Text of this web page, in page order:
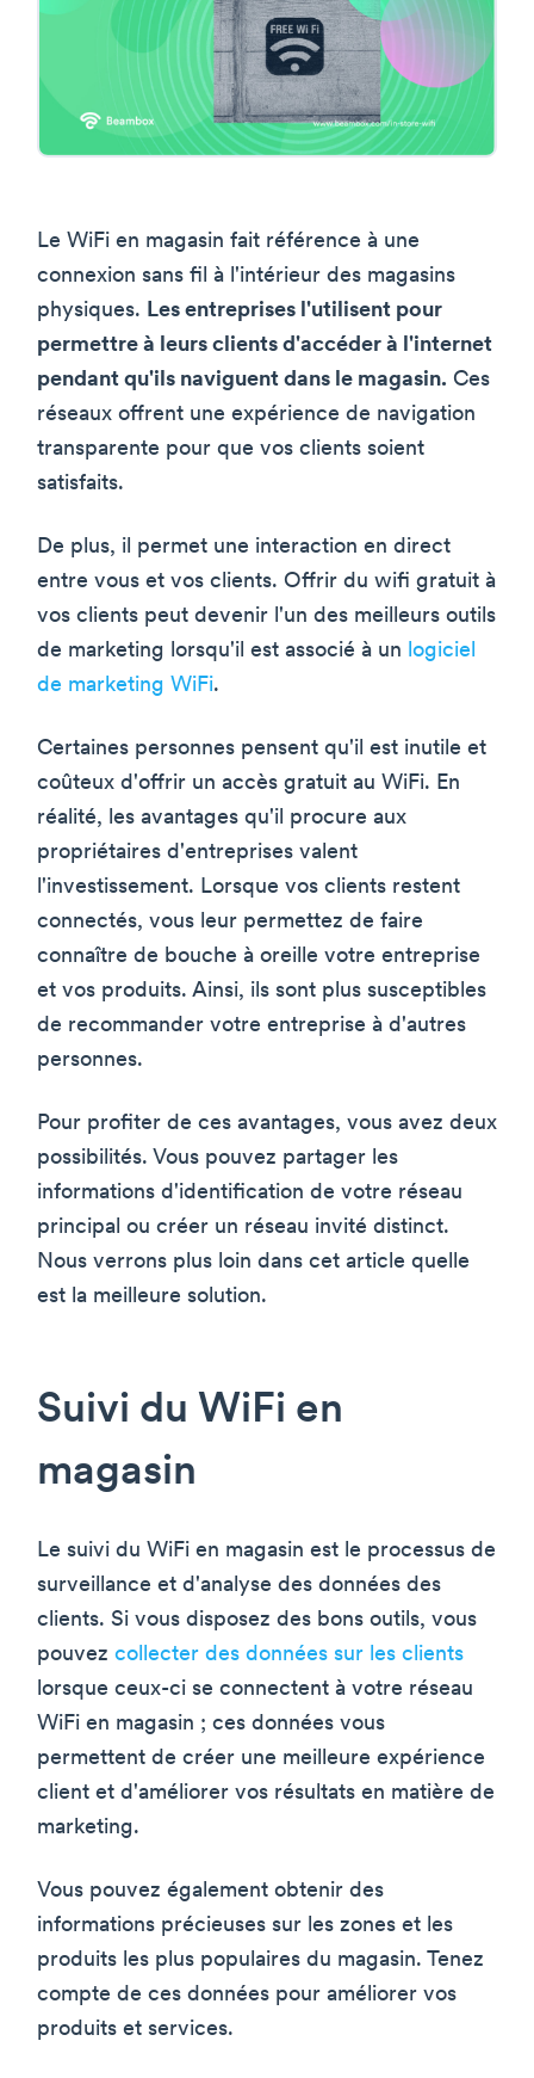
Le WiFi en magasin fait référence à une
connexion sans fil à l'intérieur des magasins
physiques. Les entreprises l'utilisent pour
permettre à leurs clients d'accéder à l'internet
pendant qu'ils naviguent dans le magasin. Ces
réseaux offrent une expérience de navigation
transparente pour que vos clients soient
satisfaits.
De plus, il permet une interaction en direct
entre vous et vos clients. Offrir du wifi gratuit à
vos clients peut devenir l'un des meilleurs outils
de marketing lorsqu'il est associé à un logiciel
de marketing WiFi.
Certaines personnes pensent qu'il est inutile et
coûteux d'offrir un accès gratuit au WiFi. En
réalité, les avantages qu'il procure aux
propriétaires d'entreprises valent
l'investissement. Lorsque vos clients restent
connectés, vous leur permettez de faire
connaître de bouche à oreille votre entreprise
et vos produits. Ainsi, ils sont plus susceptibles
de recommander votre entreprise à d'autres
personnes.
Pour profiter de ces avantages, vous avez deux
possibilités. Vous pouvez partager les
informations d'identification de votre réseau
principal ou créer un réseau invité distinct.
Nous verrons plus loin dans cet article quelle
est la meilleure solution.
Suivi du WiFi en
magasin
Le suivi du WiFi en magasin est le processus de
surveillance et d'analyse des données des
clients. Si vous disposez des bons outils, vous
pouvez collecter des données sur les clients
lorsque ceux-ci se connectent à votre réseau
WiFi en magasin ; ces données vous
permettent de créer une meilleure expérience
client et d'améliorer vos résultats en matière de
marketing.
Vous pouvez également obtenir des
informations précieuses sur les zones et les
produits les plus populaires du magasin. Tenez
compte de ces données pour améliorer vos
produits et services.